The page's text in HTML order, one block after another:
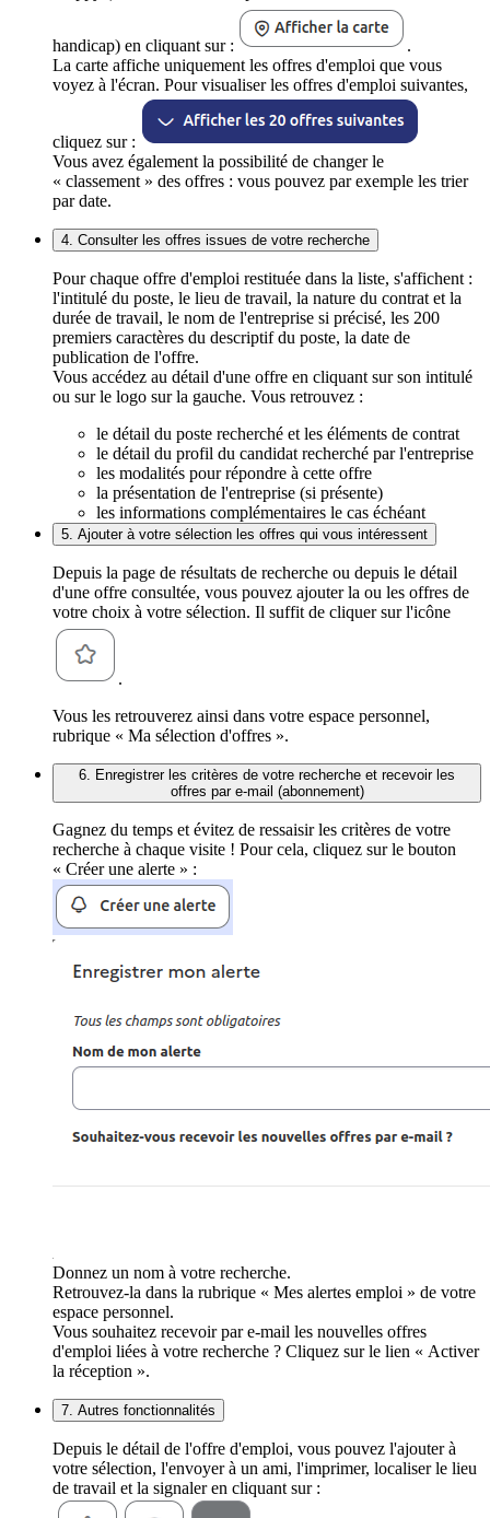
handicap) en cliquant sur :
.
La carte affiche uniquement les offres d'emploi que vous
voyez à l'écran. Pour visualiser les offres d'emploi suivantes,
cliquez sur :
Vous avez également la possibilité de changer le
« classement » des offres : vous pouvez par exemple les trier
par date.
4. Consulter les offres issues de votre recherche
Pour chaque offre d'emploi restituée dans la liste, s'affichent :
l'intitulé du poste, le lieu de travail, la nature du contrat et la
durée de travail, le nom de l'entreprise si précisé, les 200
premiers caractères du descriptif du poste, la date de
publication de l'offre.
Vous accédez au détail d'une offre en cliquant sur son intitulé
ou sur le logo sur la gauche. Vous retrouvez :
le détail du poste recherché et les éléments de contrat
le détail du profil du candidat recherché par l'entreprise
les modalités pour répondre à cette offre
la présentation de l'entreprise (si présente)
les informations complémentaires le cas échéant
5. Ajouter à votre sélection les offres qui vous intéressent
Depuis la page de résultats de recherche ou depuis le détail
d'une offre consultée, vous pouvez ajouter la ou les offres de
votre choix à votre sélection. Il suffit de cliquer sur l'icône
.
Vous les retrouverez ainsi dans votre espace personnel,
rubrique « Ma sélection d'offres ».
6. Enregistrer les critères de votre recherche et recevoir les
offres par e-mail (abonnement)
Gagnez du temps et évitez de ressaisir les critères de votre
recherche à chaque visite ! Pour cela, cliquez sur le bouton
« Créer une alerte » :
Donnez un nom à votre recherche.
Retrouvez-la dans la rubrique « Mes alertes emploi » de votre
espace personnel.
Vous souhaitez recevoir par e-mail les nouvelles offres
d'emploi liées à votre recherche ? Cliquez sur le lien « Activer
la réception ».
7. Autres fonctionnalités
Depuis le détail de l'offre d'emploi, vous pouvez l'ajouter à
votre sélection, l'envoyer à un ami, l'imprimer, localiser le lieu
de travail et la signaler en cliquant sur :